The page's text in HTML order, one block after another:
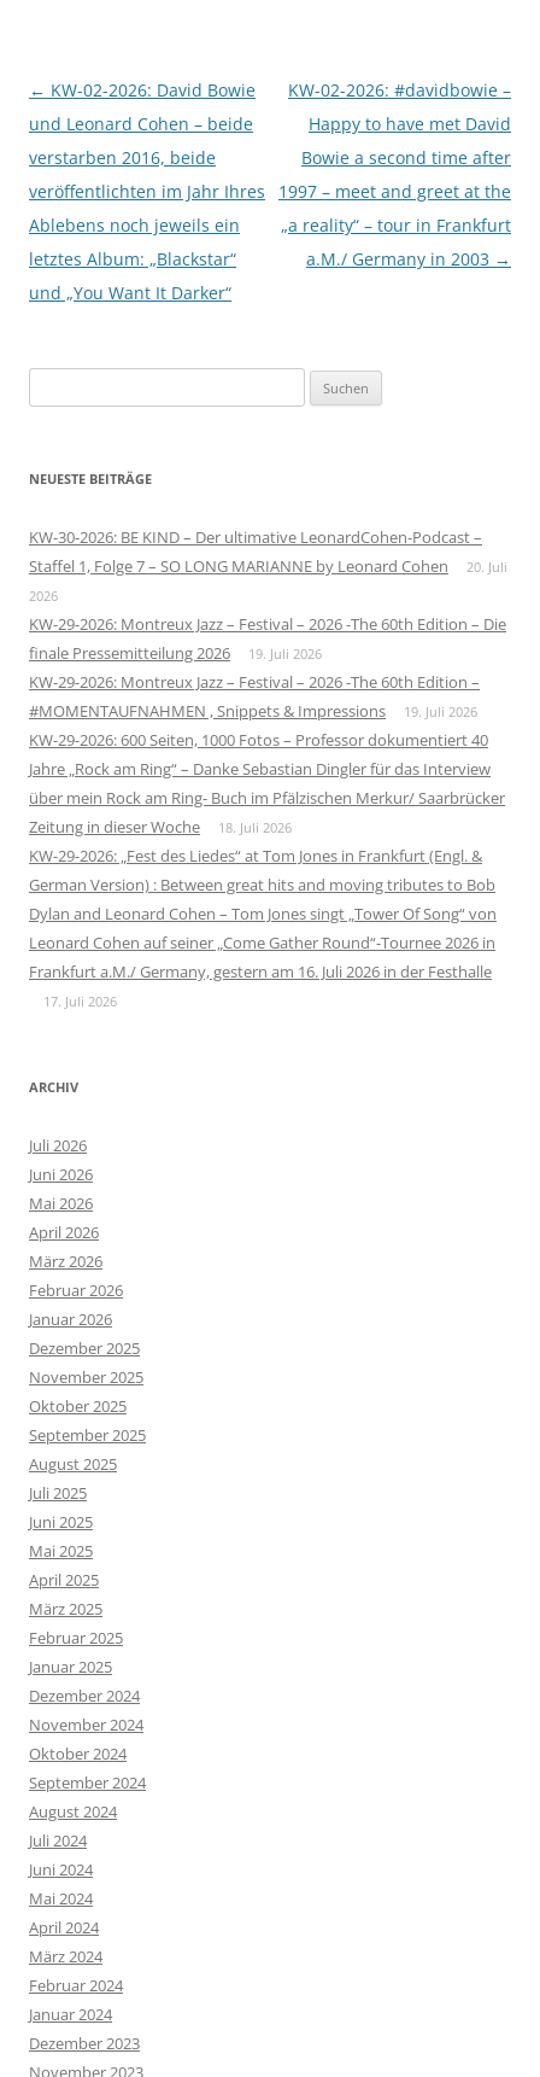
Beitragsnavigation
← KW-02-2026: David Bowie
und Leonard Cohen – beide
verstarben 2016, beide
veröffentlichten im Jahr Ihres
Ablebens noch jeweils ein
letztes Album: „Blackstar“
und „You Want It Darker“
KW-02-2026: #davidbowie –
Happy to have met David
Bowie a second time after
1997 – meet and greet at the
„a reality“ – tour in Frankfurt
a.M./ Germany in 2003 →
nach:
NEUESTE BEITRÄGE
KW-30-2026: BE KIND – Der ultimative LeonardCohen-Podcast –
Staffel 1, Folge 7 – SO LONG MARIANNE by Leonard Cohen
20. Juli
2026
KW-29-2026: Montreux Jazz – Festival – 2026 -The 60th Edition – Die
finale Pressemitteilung 2026
19. Juli 2026
KW-29-2026: Montreux Jazz – Festival – 2026 -The 60th Edition –
#MOMENTAUFNAHMEN , Snippets & Impressions
19. Juli 2026
KW-29-2026: 600 Seiten, 1000 Fotos – Professor dokumentiert 40
Jahre „Rock am Ring“ – Danke Sebastian Dingler für das Interview
über mein Rock am Ring- Buch im Pfälzischen Merkur/ Saarbrücker
Zeitung in dieser Woche
18. Juli 2026
KW-29-2026: „Fest des Liedes“ at Tom Jones in Frankfurt (Engl. &
German Version) : Between great hits and moving tributes to Bob
Dylan and Leonard Cohen – Tom Jones singt „Tower Of Song“ von
Leonard Cohen auf seiner „Come Gather Round“-Tournee 2026 in
Frankfurt a.M./ Germany, gestern am 16. Juli 2026 in der Festhalle
17. Juli 2026
ARCHIV
Juli 2026
Juni 2026
Mai 2026
April 2026
März 2026
Februar 2026
Januar 2026
Dezember 2025
November 2025
Oktober 2025
September 2025
August 2025
Juli 2025
Juni 2025
Mai 2025
April 2025
März 2025
Februar 2025
Januar 2025
Dezember 2024
November 2024
Oktober 2024
September 2024
August 2024
Juli 2024
Juni 2024
Mai 2024
April 2024
März 2024
Februar 2024
Januar 2024
Dezember 2023
November 2023